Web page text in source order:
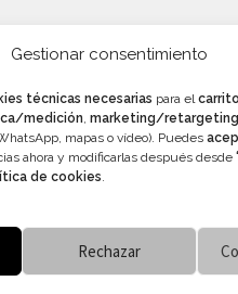
Gestionar consentimiento
técnicas necesarias para elcarrito
medición, marketing/retargeting
mapas o vídeo). Puedes
ahora y modificarlas después desde
de cookies.
Rechazar